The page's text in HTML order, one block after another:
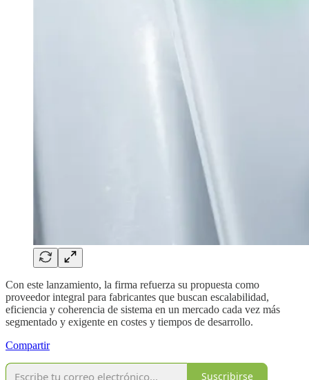
Con este lanzamiento, la firma refuerza su propuesta como
proveedor integral para fabricantes que buscan escalabilidad,
eficiencia y coherencia de sistema en un mercado cada vez más
segmentado y exigente en costes y tiempos de desarrollo.
Compartir
Suscribirse